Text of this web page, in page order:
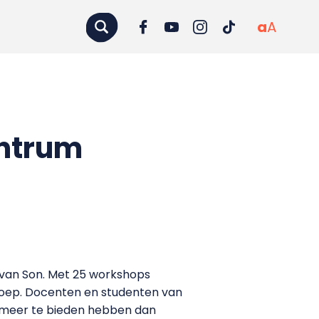
aA
Son. Met 25 workshops
Docenten en studenten van
te bieden hebben dan